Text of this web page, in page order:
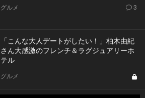
グルメ 3
「こんな大人デートがしたい！」柏木由紀
さん大感激のフレンチ＆ラグジュアリーホ
テル
グルメ